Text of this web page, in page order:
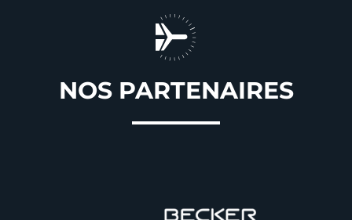
NOS PARTENAIRES